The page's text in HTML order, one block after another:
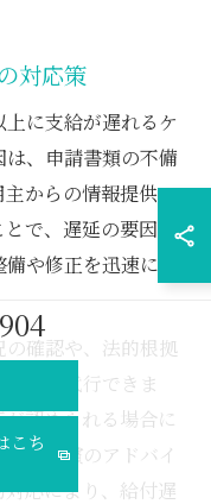
対応策
に支給が遅れるケ
、申請書類の不備
からの情報提供の
で、遅延の要因を
や修正を迅速に進
の確認や、法的根拠
士が代行できま
認められる場合に
害賠償のアドバイ
応により、給付遅
こち